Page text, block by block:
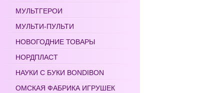
МУЛЬТГЕРОИ
МУЛЬТИ-ПУЛЬТИ
НОВОГОДНИЕ ТОВАРЫ
НОРДПЛАСТ
НАУКИ С БУКИ BONDIBON
ОМСКАЯ ФАБРИКА ИГРУШЕК